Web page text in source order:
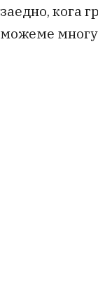
заедно, кога
можеме многу